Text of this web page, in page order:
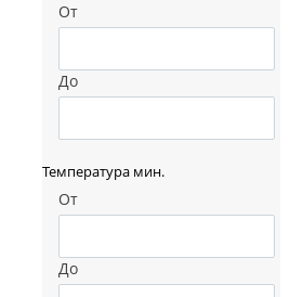
От
До
Температура мин.
От
До